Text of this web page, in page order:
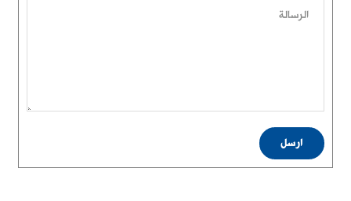
الرسالة
ارسل